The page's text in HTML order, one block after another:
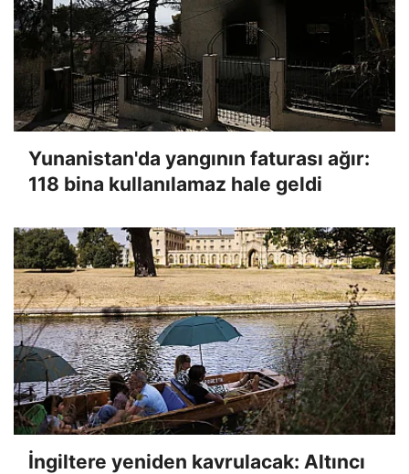
Yunanistan'da yangının faturası ağır:
118 bina kullanılamaz hale geldi
İngiltere yeniden kavrulacak: Altıncı